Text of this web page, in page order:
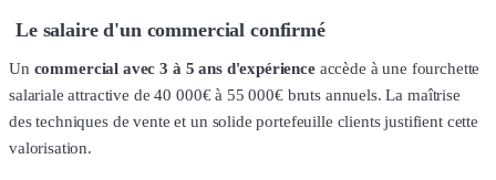
Le salaire d'un commercial confirmé
Un commercial avec 3 à 5 ans d'expérienceaccède à une fourchette
salariale attractive de 40 000€ à 55 000€ bruts annuels. La maîtrise
des techniques de vente et un solide portefeuille clients justifient cette
valorisation.